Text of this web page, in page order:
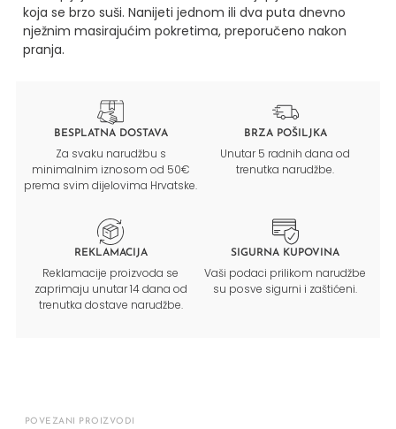
koja se brzo suši. Nanijeti jednom ili dva puta dnevno
nježnim masirajućim pokretima, preporučeno nakon
pranja.
BESPLATNA DOSTAVA
Za svaku narudžbu s
minimalnim iznosom od 50€
prema svim dijelovima Hrvatske.
BRZA POŠILJKA
Unutar 5 radnih dana od
trenutka narudžbe.
REKLAMACIJA
Reklamacije proizvoda se
zaprimaju unutar 14 dana od
trenutka dostave narudžbe.
SIGURNA KUPOVINA
Vaši podaci prilikom narudžbe
su posve sigurni i zaštićeni.
POVEZANI PROIZVODI